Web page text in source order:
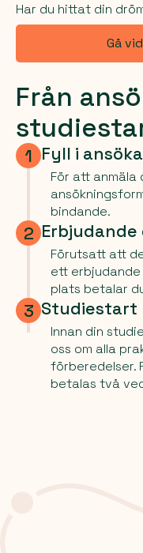
Har du hittat din
Gå
Från
1 Fyll i
För att anmäla
bindande.
2
Förutsatt att
ett erbjudande
plats betalar
3 Studiestart
Innan din
oss om alla
förberedelser.
betalas två